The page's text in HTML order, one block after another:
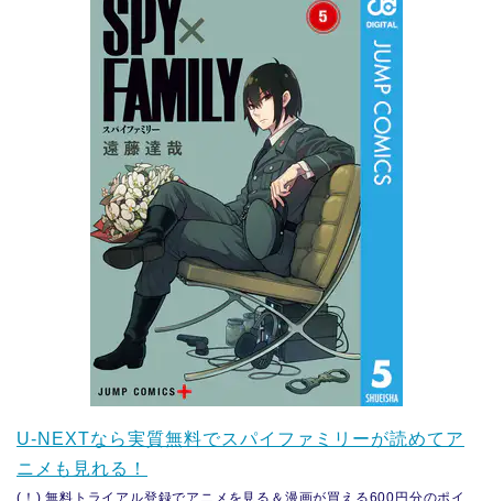
U-NEXTなら実質無料でスパイファミリーが読めてア
ニメも見れる！
(！) 無料トライアル登録でアニメを見る＆漫画が買える600円分のポイ